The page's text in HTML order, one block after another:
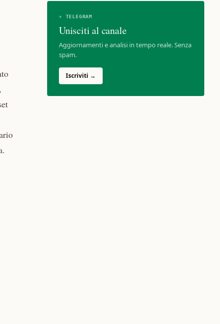
✈ TELEGRAM
Unisciti al canale
Aggiornamenti e analisi in tempo reale. Senza
spam.
Iscriviti →